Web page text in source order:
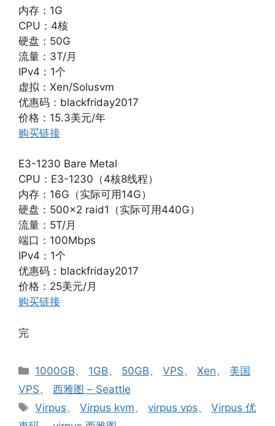
内存：1G
CPU：4核
硬盘：50G
流量：3T/月
IPv4：1个
虚拟：Xen/Solusvm
优惠码：blackfriday2017
价格：15.3美元/年
购买链接
E3-1230 Bare Metal
CPU：E3-1230（4核8线程）
内存：16G（实际可用14G）
硬盘：500×2 raid1（实际可用440G）
流量：5T/月
端口：100Mbps
IPv4：1个
优惠码：blackfriday2017
价格：25美元/月
购买链接
完
分
类
1000GB、 1GB、 50GB、VPS、Xen、 美国
VPS、 西雅图 – Seattle
标
签
Virpus、Virpus kvm、virpus vps、Virpus 优